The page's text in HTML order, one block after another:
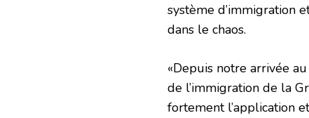
système d’immigration
dans le chaos.
«Depuis notre arrivée
de l’immigration de la
fortement l’application